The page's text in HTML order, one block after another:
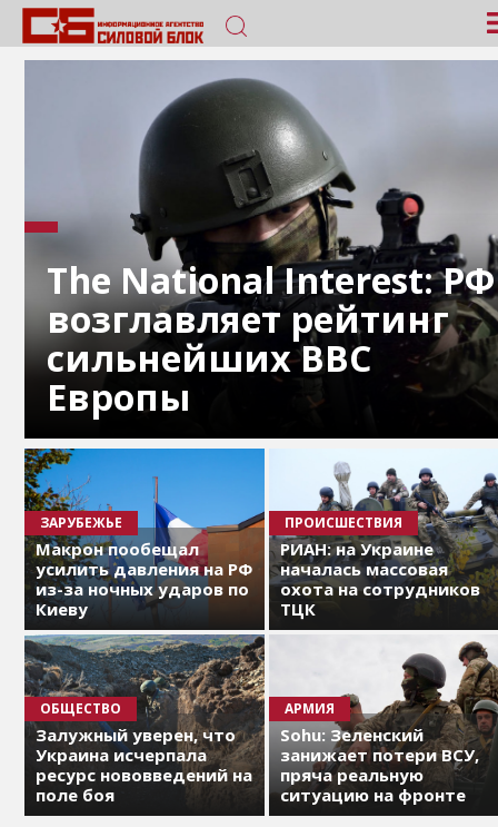
The National Interest: РФ
возглавляет рейтинг
сильнейших ВВС
Европы
ЗАРУБЕЖЬЕ
Макрон пообещал
усилить давления на РФ
из-за ночных ударов по
Киеву
ПРОИСШЕСТВИЯ
РИАН: на Украине
началась массовая
охота на сотрудников
ТЦК
ОБЩЕСТВО
Залужный уверен, что
Украина исчерпала
ресурс нововведений на
поле боя
АРМИЯ
Sohu: Зеленский
занижает потери ВСУ,
пряча реальную
ситуацию на фронте